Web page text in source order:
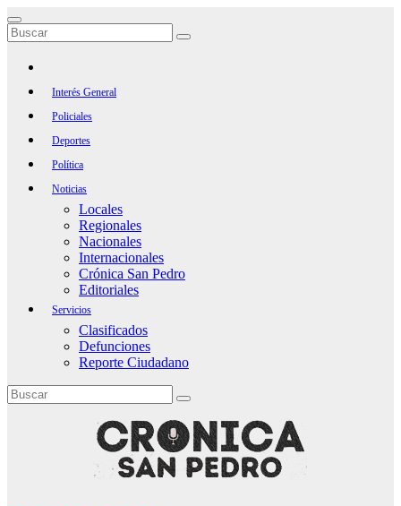
Saltar
al
contenido
Interés General
Policiales
Deportes
Política
Noticias
Locales
Regionales
Nacionales
Internacionales
Crónica San Pedro
Editoriales
Servicios
Clasificados
Defunciones
Reporte Ciudadano